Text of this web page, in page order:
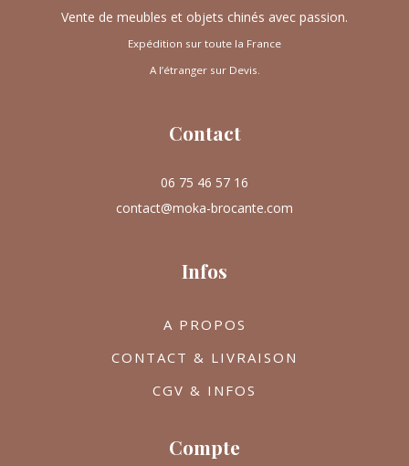
Vente de meubles et objets chinés avec passion.
Expédition sur toute la France
A l’étranger sur Devis.
Contact
06 75 46 57 16
contact@moka-brocante.com
Infos
A PROPOS
CONTACT & LIVRAISON
CGV & INFOS
Compte